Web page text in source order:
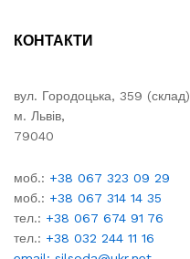
КОНТАКТИ
вул. Городоцька, 359 (склад)
м. Львів,
79040
моб.: +38 067 323 09 29
моб.: +38 067 314 14 35
тел.: +38 067 674 91 76
тел.: +38 032 244 11 16